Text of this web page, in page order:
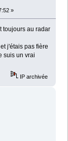
»
toujours au radar
j'étais pas fière
suis un vrai
IP archivée